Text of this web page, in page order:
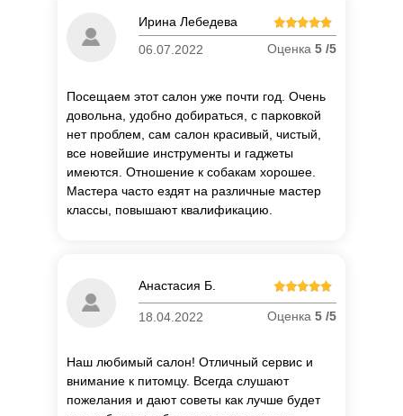
Ирина Лебедева
06.07.2022
Оценка 5 /5
Посещаем этот салон уже почти год. Очень
довольна, удобно добираться, с парковкой
нет проблем, сам салон красивый, чистый,
все новейшие инструменты и гаджеты
имеются. Отношение к собакам хорошее.
Мастера часто ездят на различные мастер
классы, повышают квалификацию.
Анастасия Б.
18.04.2022 Оценка 5 /5
Наш любимый салон! Отличный сервис и
внимание к питомцу. Всегда слушают
пожелания и дают советы как лучше будет